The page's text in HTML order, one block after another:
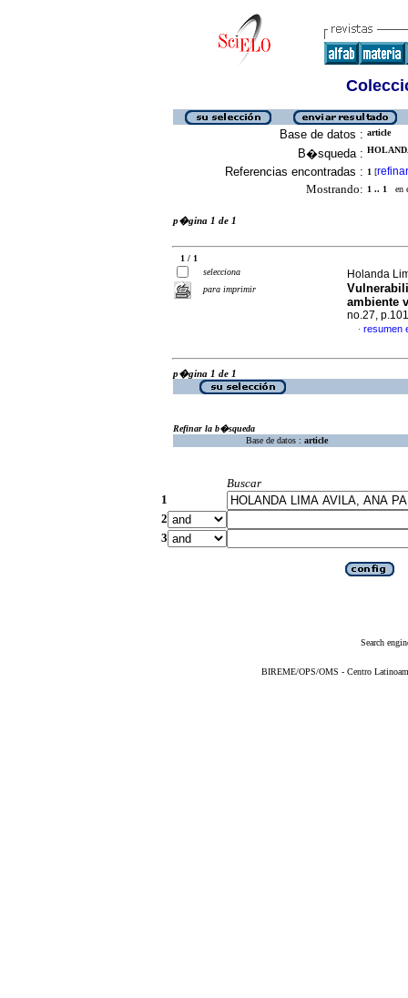
Base de datos : article
B�squeda :
Referencias encontradas : 1 [refinar
Mostrando: 1 .. 1 en
p�gina 1 de 1
1 / 1
selecciona
para imprimir
Holanda
ambiente
no.27,
· resumen
p�gina 1 de 1
Refinar la b�squeda
Base de datos : article
Buscar
1
2
3
Search
BIREME/OPS/OMS - Centro